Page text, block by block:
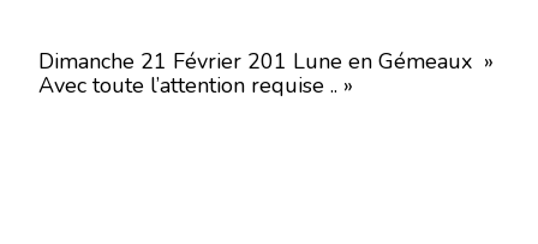
Dimanche 21 Février 201 Lune en Gémeaux »
Avec toute l’attention requise .. »